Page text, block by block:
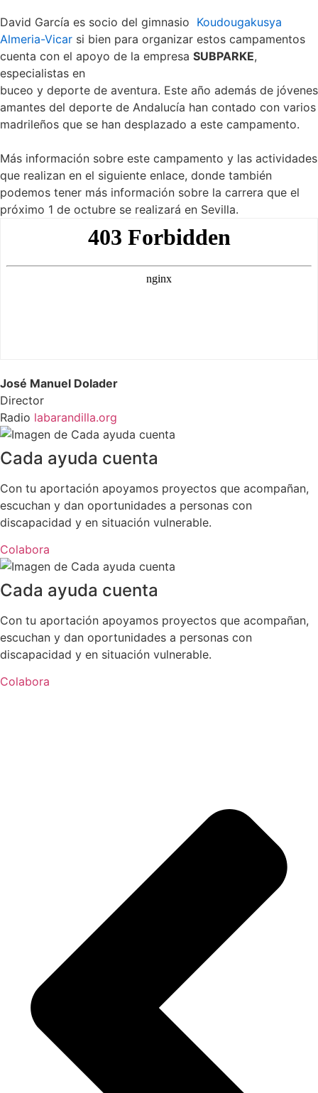
David García es socio del gimnasio Koudougakusya
Almeria-Vicar si bien para organizar estos campamentos
cuenta con el apoyo de la empresa SUBPARKE,
especialistas en
buceo y deporte de aventura. Este año además de jóvenes
amantes del deporte de Andalucía han contado con varios
madrileños que se han desplazado a este campamento.
Más información sobre este campamento y las actividades
que realizan en el siguiente enlace, donde también
podemos tener más información sobre la carrera que el
próximo 1 de octubre se realizará en Sevilla.
José Manuel Dolader
Director
Radio labarandilla.org
Cada ayuda cuenta
Con tu aportación apoyamos proyectos que acompañan,
escuchan y dan oportunidades a personas con
discapacidad y en situación vulnerable.
Colabora
Cada ayuda cuenta
Con tu aportación apoyamos proyectos que acompañan,
escuchan y dan oportunidades a personas con
discapacidad y en situación vulnerable.
Colabora